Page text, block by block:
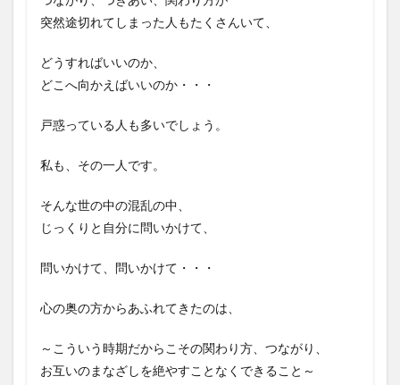
突然途切れてしまった人もたくさんいて、
どうすればいいのか、
どこへ向かえばいいのか・・・
戸惑っている人も多いでしょう。
私も、その一人です。
そんな世の中の混乱の中、
じっくりと自分に問いかけて、
問いかけて、問いかけて・・・
心の奥の方からあふれてきたのは、
～こういう時期だからこその関わり方、つながり、
お互いのまなざしを絶やすことなくできること～